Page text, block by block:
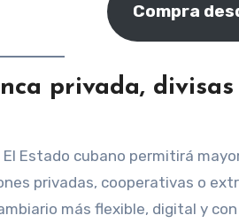
Compra
privada, divisas
Estado cubano permitirá
privadas, cooperativas o
más flexible, digital y